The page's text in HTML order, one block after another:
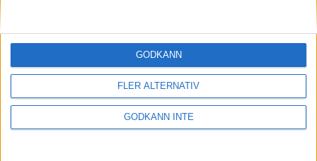
FLER ALTERNATIV
GODKÄNN INTE
GODKÄNN
ASIEN
Berlin Marathon - ett lopp genom
8 okt 1995• Arkiv• Reseberättelser från